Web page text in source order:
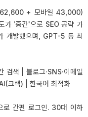
62,600 + 모바일 43,000)
가 '중간'으로 SEO 공략 가
개발했으며, GPT-5 등 최
색 | 블로그·SNS·이메일
크랙) | 한국어 최적화
간편 로그인. 30대 이하